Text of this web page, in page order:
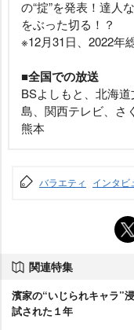
の“掟”を発表！達人
をぶった切る！？
※12月31日、2022年
■全国での放送
BSよしもと、北海
島、関西テレビ、さ
熊本
バラエティ インタビ
関連特集
濱家の“いじられキャラ”
試された１年